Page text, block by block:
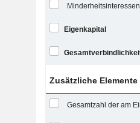
Minderheitsinteressen
Eigenkapital
Zusätzliche Elemente